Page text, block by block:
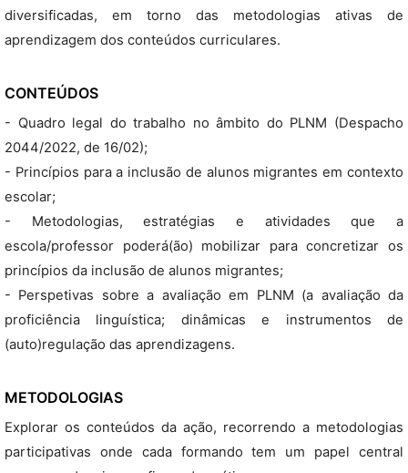
diversificadas, em torno das metodologias ativas de
aprendizagem dos conteúdos curriculares.
CONTEÚDOS
- Quadro legal do trabalho no âmbito do PLNM (Despacho
2044/2022, de 16/02);
- Princípios para a inclusão de alunos migrantes em contexto
escolar;
- Metodologias, estratégias e atividades que a
escola/professor poderá(ão) mobilizar para concretizar os
princípios da inclusão de alunos migrantes;
- Perspetivas sobre a avaliação em PLNM (a avaliação da
proficiência linguística; dinâmicas e instrumentos de
(auto)regulação das aprendizagens.
METODOLOGIAS
Explorar os conteúdos da ação, recorrendo a metodologias
participativas onde cada formando tem um papel central